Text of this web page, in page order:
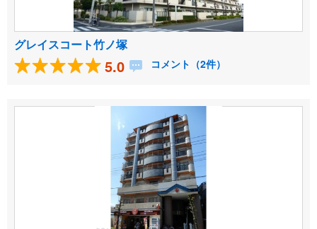
グレイスコート竹ノ塚
5.0 コメント（2件）